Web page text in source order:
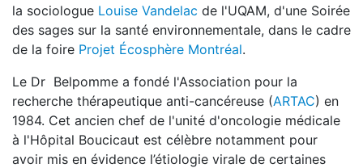
la sociologue Louise Vandelac de l'UQAM, d'une Soirée
des sages sur la santé environnementale, dans le cadre
de la foire Projet Écosphère Montréal.
Le Dr Belpomme a fondé l'Association pour la
recherche thérapeutique anti-cancéreuse (ARTAC) en
1984. Cet ancien chef de l'unité d'oncologie médicale
à l'Hôpital Boucicaut est célèbre notamment pour
avoir mis en évidence l’étiologie virale de certaines